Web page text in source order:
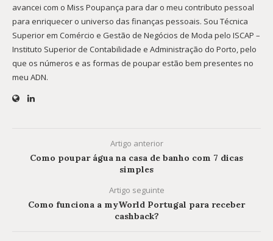
avancei com o Miss Poupança para dar o meu contributo pessoal
para enriquecer o universo das finanças pessoais. Sou Técnica
Superior em Comércio e Gestão de Negócios de Moda pelo ISCAP –
Instituto Superior de Contabilidade e Administração do Porto, pelo
que os números e as formas de poupar estão bem presentes no
meu ADN.
Artigo anterior
Como poupar água na casa de banho com 7 dicas
simples
Artigo seguinte
Como funciona a myWorld Portugal para receber
cashback?